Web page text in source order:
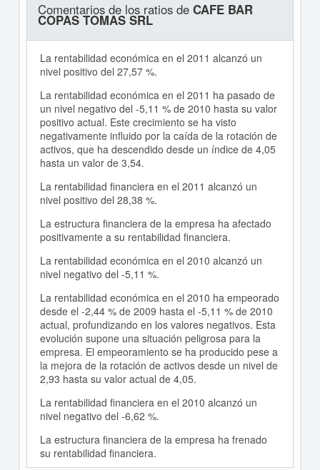
Comentarios de los ratios de CAFE BAR
COPAS TOMAS SRL
La rentabilidad económica en el 2011 alcanzó un
nivel positivo del 27,57 %.
La rentabilidad económica en el 2011 ha pasado de
un nivel negativo del -5,11 % de 2010 hasta su valor
positivo actual. Este crecimiento se ha visto
negativamente influido por la caída de la rotación de
activos, que ha descendido desde un índice de 4,05
hasta un valor de 3,54.
La rentabilidad financiera en el 2011 alcanzó un
nivel positivo del 28,38 %.
La estructura financiera de la empresa ha afectado
positivamente a su rentabilidad financiera.
La rentabilidad económica en el 2010 alcanzó un
nivel negativo del -5,11 %.
La rentabilidad económica en el 2010 ha empeorado
desde el -2,44 % de 2009 hasta el -5,11 % de 2010
actual, profundizando en los valores negativos. Esta
evolución supone una situación peligrosa para la
empresa. El empeoramiento se ha producido pese a
la mejora de la rotación de activos desde un nivel de
2,93 hasta su valor actual de 4,05.
La rentabilidad financiera en el 2010 alcanzó un
nivel negativo del -6,62 %.
La estructura financiera de la empresa ha frenado
su rentabilidad financiera.